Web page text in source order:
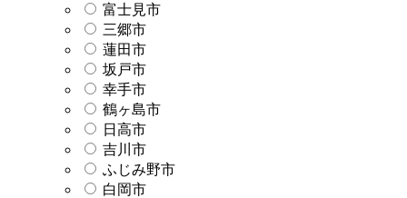
富士見市
三郷市
蓮田市
坂戸市
幸手市
鶴ヶ島市
日高市
吉川市
ふじみ野市
白岡市